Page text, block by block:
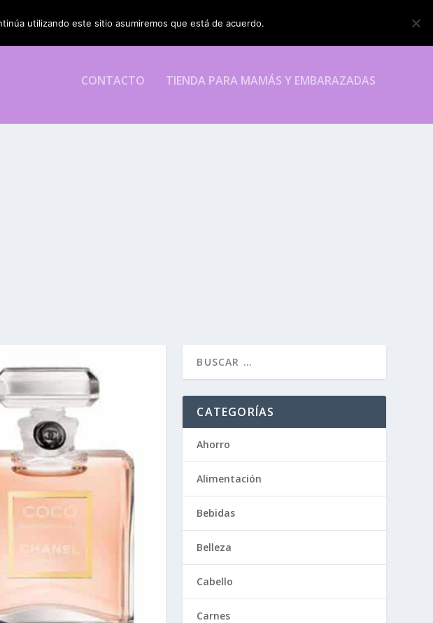
CONTACTO TIENDA PARA MAMÁS Y EMBARAZADAS
CATEGORÍAS
Ahorro
Alimentación
Bebidas
Belleza
Cabello
Carnes
utilizando este sitio asumiremos que está de acuerdo.